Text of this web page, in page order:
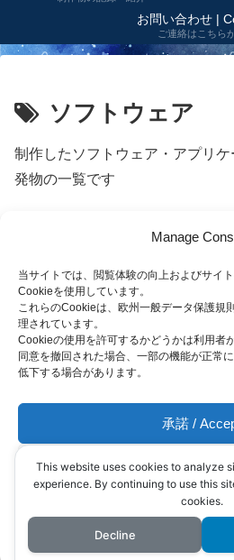
Manage
当サイトでは、閲覧体験の向上およびサイ
Cookieを使用しています。
これらのCookieは、欧州一般データ保護規
理されています。
Cookieの使用を許可するかどうかは利用者
同意を撤回された場合、一部の機能が正常
低下する場合があります。
承諾 /
拒否 /
確認 / View
プライバシーポリシー |
お問い合わせ |
ご連絡はこちら
ソフトウェア
制作したソフトウェア・アプリ
発物の一覧です
VRChat
お問い合わせ | Contact
プ
© 2022 天鈴のあ -
メニュー ホーム 検索
This website uses cookies to analyze
experience. By continuing to use this
cookies.
Decline